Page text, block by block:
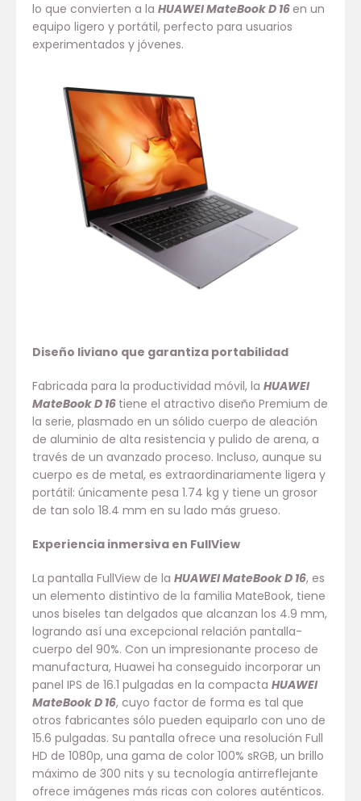
lo que convierten a la HUAWEI MateBook D 16 en un
equipo ligero y portátil, perfecto para usuarios
experimentados y jóvenes.
Diseño liviano que garantiza portabilidad
Fabricada para la productividad móvil, la HUAWEI
MateBook D 16 tiene el atractivo diseño Premium de
la serie, plasmado en un sólido cuerpo de aleación
de aluminio de alta resistencia y pulido de arena, a
través de un avanzado proceso. Incluso, aunque su
cuerpo es de metal, es extraordinariamente ligera y
portátil: únicamente pesa 1.74 kg y tiene un grosor
de tan solo 18.4 mm en su lado más grueso.
Experiencia inmersiva en FullView
La pantalla FullView de la HUAWEI MateBook D 16, es
un elemento distintivo de la familia MateBook, tiene
unos biseles tan delgados que alcanzan los 4.9 mm,
logrando así una excepcional relación pantalla-
cuerpo del 90%. Con un impresionante proceso de
manufactura, Huawei ha conseguido incorporar un
panel IPS de 16.1 pulgadas en la compacta HUAWEI
MateBook D 16, cuyo factor de forma es tal que
otros fabricantes sólo pueden equiparlo con uno de
15.6 pulgadas. Su pantalla ofrece una resolución Full
HD de 1080p, una gama de color 100% sRGB, un brillo
máximo de 300 nits y su tecnología antirreflejante
ofrece imágenes más ricas con colores auténticos.